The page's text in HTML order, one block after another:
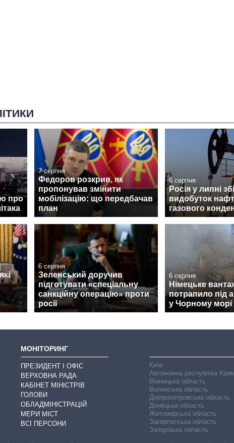
про
7 серпня
Федоров розкрив, як
пропонував змінити
мобілізацію: що передбачав
план
6 серпня
Росія у липні
видобуток
газового
6 серпня
Зеленський доручив
підготувати «спеціальну
санкційну операцію» проти
росії
6 серпня
Німецьке
потрапило під
у Чорному морі
МОНІТОРИНГ
ПРЕЗИДЕНТ І ОФІС
ВЕРХОВНА РАДА
КАБІНЕТ МІНІСТРІВ
ГОЛОВИ
ОБЛАДМІНІСТРАЦІЙ
МЕРИ МІСТ
ВСІ ПЕРСОНИ
Київ
Автономна республіка Крим
Вінницька область
Волинська область
Дніпропетровська область
Донецька область
Житомирська область
Закарпатська область
Запорізька область